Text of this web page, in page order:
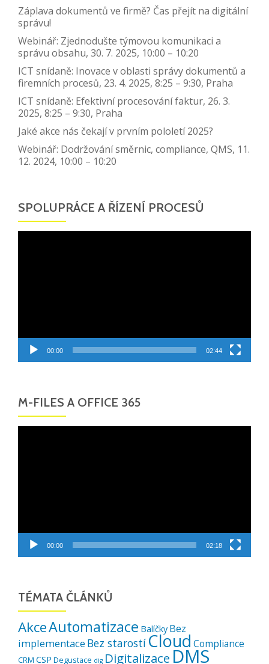
Záplava dokumentů ve firmě? Čas přejít na digitální
správu!
Webinář: Zjednodušte týmovou komunikaci a
správu obsahu, 30. 7. 2025, 10:00 – 10:20
ICT snídaně: Inovace v oblasti správy dokumentů a
firemních procesů, 23. 4. 2025, 8:25 – 9:30, Praha
ICT snídaně: Efektivní procesování faktur, 26. 3.
2025, 8:25 – 9:30, Praha
Jaké akce nás čekají v prvním pololetí 2025?
Webinář: Dodržování směrnic, compliance, QMS, 11.
12. 2024, 10:00 – 10:20
SPOLUPRÁCE A ŘÍZENÍ PROCESŮ
00:00 02:44
M-FILES A OFFICE 365
00:00 02:18
TÉMATA ČLÁNKŮ
AkceAutomatizace Balíčky Bez
implementace Bez starostí Cloud Compliance
CRM CSP Degustace dig Digitalizace DMS